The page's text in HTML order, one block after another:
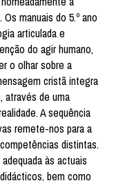
manuais do 5.º ano
articulada e
do agir humano,
o olhar sobre a
cristã integra
através de uma
A sequência
remete-nos para a
distintas.
às actuais
bem como